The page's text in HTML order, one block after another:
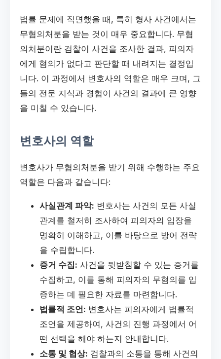
법률 문제에 직면했을 때, 특히 형사 사건에서는
무혐의처분을 받는 것이 매우 중요합니다. 무혐
의처분이란 검찰이 사건을 조사한 결과, 피의자
에게 혐의가 없다고 판단할 때 내려지는 결정입
니다. 이 과정에서 변호사의 역할은 매우 크며, 그
들의 전문 지식과 경험이 사건의 결과에 큰 영향
을 미칠 수 있습니다.
변호사의 역할
변호사가 무혐의처분을 받기 위해 수행하는 주요
역할은 다음과 같습니다:
사실관계 파악: 변호사는 사건의 모든 사실
관계를 철저히 조사하여 피의자의 입장을
명확히 이해하고, 이를 바탕으로 방어 전략
을 수립합니다.
증거 수집: 사건을 뒷받침할 수 있는 증거를
수집하고, 이를 통해 피의자의 무혐의를 입
증하는 데 필요한 자료를 마련합니다.
법률적 조언: 변호사는 피의자에게 법률적
조언을 제공하여, 사건의 진행 과정에서 어
떤 선택을 해야 하는지 안내합니다.
소통 및 협상: 검찰과의 소통을 통해 사건의